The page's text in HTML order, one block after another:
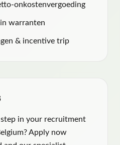
onkostenvergoeding
warranten
& incentive trip
in your recruitment
Apply now